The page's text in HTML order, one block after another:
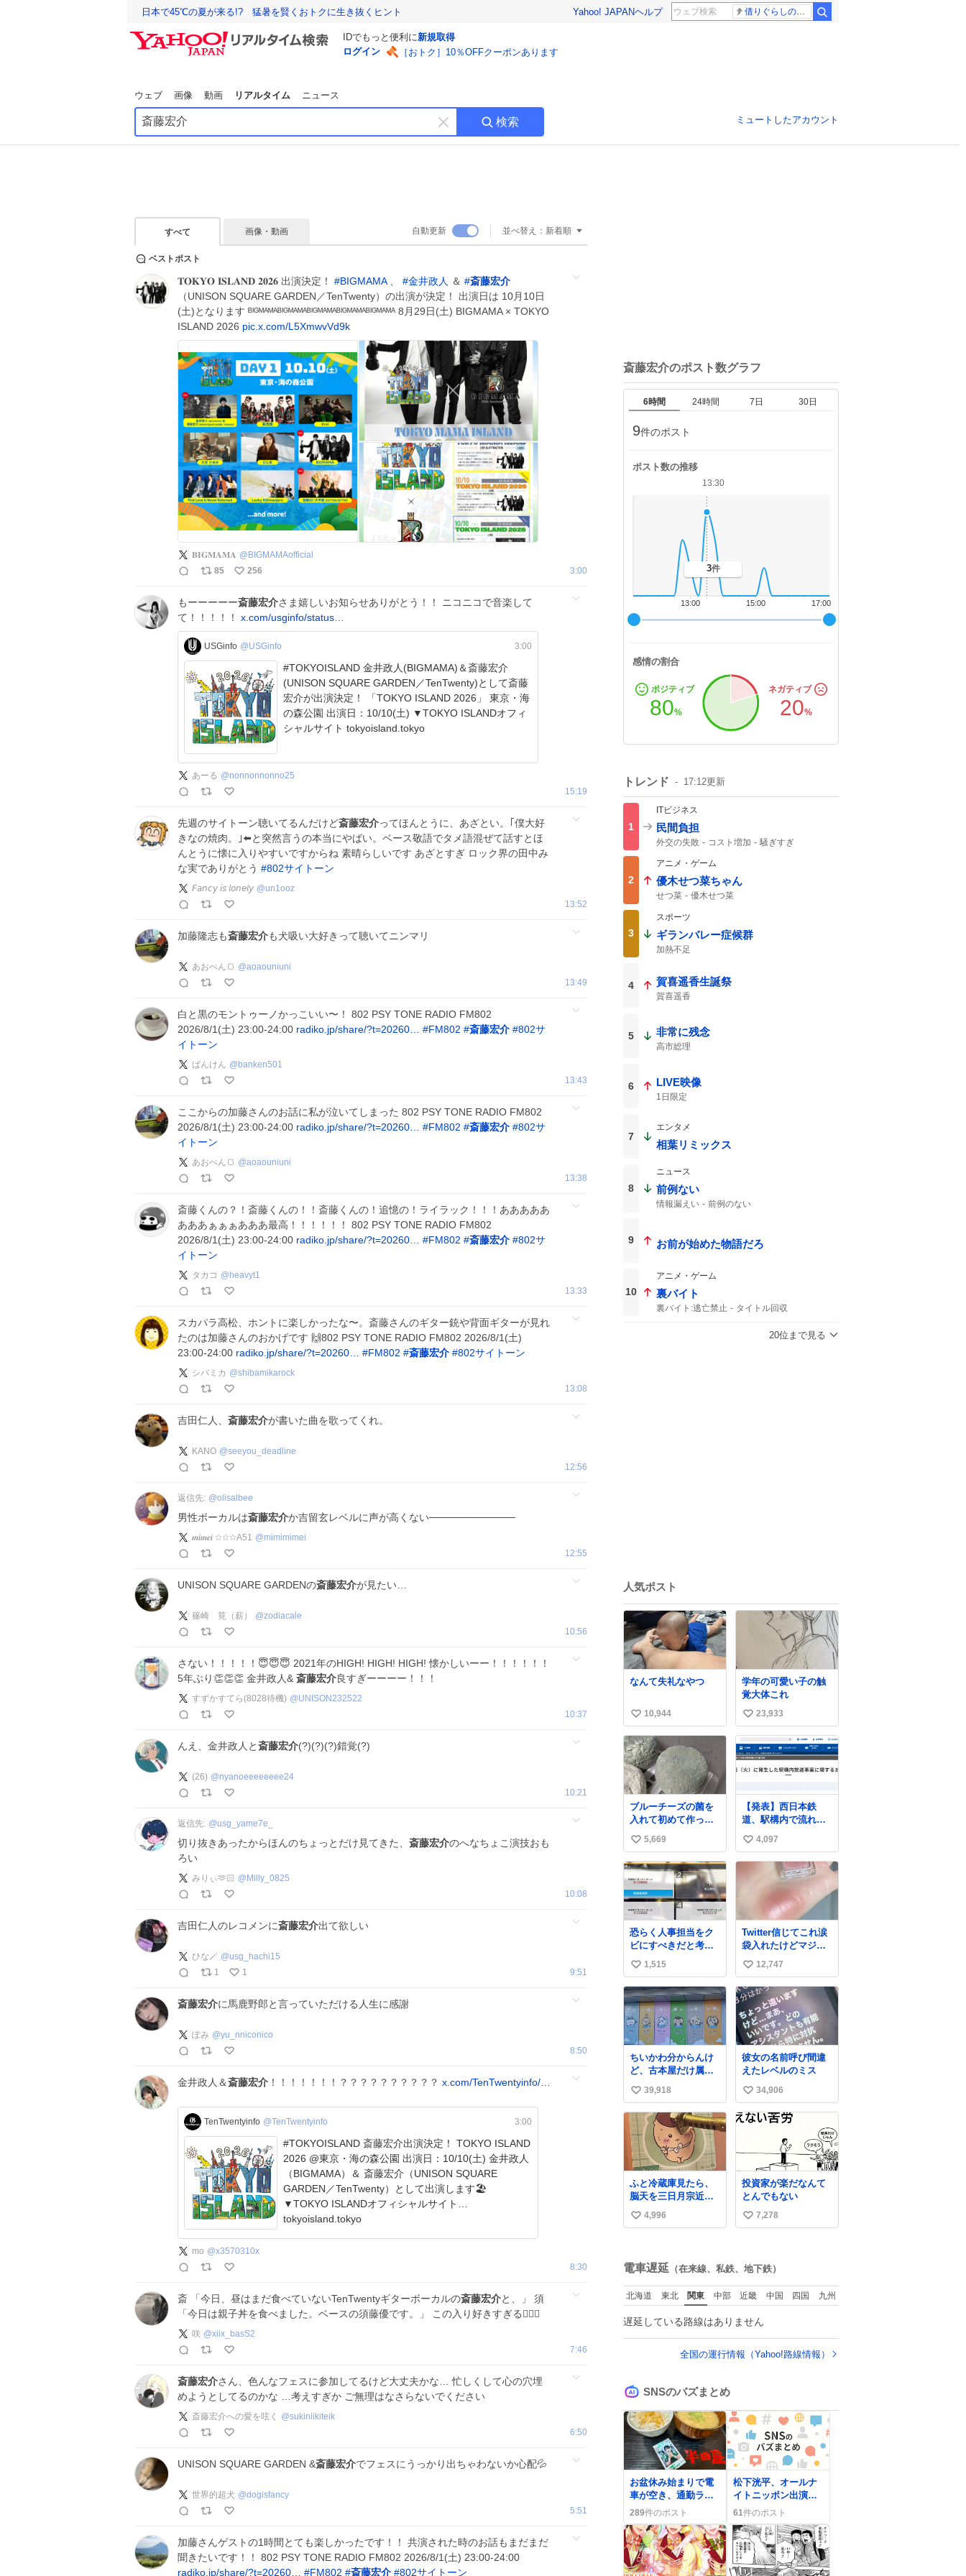
日本で45℃の夏が来る!? 猛暑を賢くおトクに生き抜くヒント Yahoo! JAPANヘルプ 借りぐらしのアリエッティ 耳をすませば
IDでもっと便利に新規取得
ログイン
［おトク］10％OFFクーポンあります
ウェブ 画像 動画 リアルタイム ニュース
キ
ー
す
検索 ミュートしたアカウント
すべて 画像・動画 自動更新 並べ替え： 新着順
ベストポスト
𝐓𝐎𝐊𝐘𝐎 𝐈𝐒𝐋𝐀𝐍𝐃 𝟐𝟎𝟐𝟔 出演決定！ #BIGMAMA、 #金井政人 ＆ #斎藤宏介
（UNISON SQUARE GARDEN／TenTwenty）の出演が決定！ 出演日は 10月10日
(土)となります ᴮᴵᴳᴹᴬᴹᴬᴮᴵᴳᴹᴬᴹᴬᴮᴵᴳᴹᴬᴹᴬᴮᴵᴳᴹᴬᴹᴬᴮᴵᴳᴹᴬᴹᴬ 8月29日(土) BIGMAMA × TOKYO
ISLAND 2026 pic.x.com/L5XmwvVd9k
𝐁𝐈𝐆𝐌𝐀𝐌𝐀 @ BIGMAMAofficial
85
256 3:00
もーーーーー斎藤宏介さま嬉しいお知らせありがとう！！ ニコニコで音楽して
て！！！！！ x.com/usginfo/status…
USGinfo @USGinfo 3:00
#TOKYOISLAND 金井政人(BIGMAMA)＆斎藤宏介
(UNISON SQUARE GARDEN／TenTwenty)として斎藤
宏介が出演決定！ 「TOKYO ISLAND 2026」 東京・海
の森公園 出演日：10/10(土) ▼TOKYO ISLANDオフィ
シャルサイト tokyoisland.tokyo
あーる @nonnonnonno25
15:19
先週のサイトーン聴いてるんだけど斎藤宏介ってほんとうに、あざとい。｢僕大好
きなの焼肉。｣⬅️と突然言うの本当にやばい。ベース敬語でタメ語混ぜて話すとほ
んとうに懐に入りやすいですからね 素晴らしいです あざとすぎ ロック界の田中み
な実でありがとう #802サイトーン
𝘍𝘢𝘯𝘤𝘺 𝘪𝘴 𝘭𝘰𝘯𝘦𝘭𝘺 @un1ooz
13:52
加藤隆志も斎藤宏介も犬吸い大好きって聴いてニンマリ
あおぺん🍞 @aoaouniuni
13:49
白と黒のモントゥーノかっこいい〜！ 802 PSY TONE RADIO FM802
2026/8/1(土) 23:00-24:00 radiko.jp/share/?t=20260… #FM802 #斎藤宏介 #802サ
イトーン
ばんけん @ banken501
13:43
ここからの加藤さんのお話に私が泣いてしまった 802 PSY TONE RADIO FM802
2026/8/1(土) 23:00-24:00 radiko.jp/share/?t=20260… #FM802 #斎藤宏介 #802サ
イトーン
あおぺん🍞 @aoaouniuni
13:38
斎藤くんの？！斎藤くんの！！斎藤くんの！追憶の！ライラック！！！あああああ
あああぁぁぁあああ最高！！！！！！ 802 PSY TONE RADIO FM802
2026/8/1(土) 23:00-24:00 radiko.jp/share/?t=20260… #FM802 #斎藤宏介 #802サ
イトーン
タカコ @ heavyt1
13:33
スカパラ高松、ホントに楽しかったな〜。斎藤さんのギター銃や背面ギターが見れ
たのは加藤さんのおかげです 🙌802 PSY TONE RADIO FM802 2026/8/1(土)
23:00-24:00 radiko.jp/share/?t=20260… #FM802 #斎藤宏介 #802サイトーン
シバミカ @shibamikarock
13:08
吉田仁人、 斎藤宏介が書いた曲を歌ってくれ。
KANO @seeyou_deadline
12:56
返信先: @olisalbee
男性ボーカルは斎藤宏介か吉留玄レベルに声が高くない────────────
𝒎𝒊𝒎𝒆𝒊 ☆☆☆A51 @mimimimei
12:55
UNISON SQUARE GARDENの斎藤宏介が見たい…
篠崎 筧（薪） @zodiacale
10:56
さない！！！！！😇😇😇 2021年のHIGH! HIGH! HIGH! 懐かしいーー！！！！！！
5年ぶり👏👏👏 金井政人& 斎藤宏介良すぎーーーー！！！
すずかすてら(8028待機) @UNISON232522
10:37
んえ、金井政人と斎藤宏介(?)(?)(?)錯覚(?)
(26) @nyanoeeeeeeee24
10:21
返信先: @usg_yame7e_
切り抜きあったからほんのちょっとだけ見てきた、 斎藤宏介のへなちょこ演技おも
ろい
みりぃ🫶🏻 @ Milly_0825
10:08
吉田仁人のレコメンに斎藤宏介出て欲しい
ひな🪄︎︎ @usg_hachi15
1
1 9:51
斎藤宏介に馬鹿野郎と言っていただける人生に感謝
ぽみ @yu_nniconico
8:50
金井政人＆斎藤宏介 ！！！！！！！？？？？？？？？？？ x.com/TenTwentyinfo/…
TenTwentyinfo @TenTwentyinfo 3:00
#TOKYOISLAND 斎藤宏介出演決定！ TOKYO ISLAND
2026 @東京・海の森公園 出演日：10/10(土) 金井政人
（BIGMAMA）＆ 斎藤宏介（UNISON SQUARE
GARDEN／TenTwenty）として出演します🏖️
▼TOKYO ISLANDオフィシャルサイト
tokyoisland.tokyo
mo @x3570310x
8:30
斎 「今日、昼はまだ食べていないTenTwentyギターボーカルの斎藤宏介と、」 須
「今日は親子丼を食べました。ベースの須藤優です。」 この入り好きすぎる🤦🏻‍♀️
咲 @xiix_basS2
7:46
斎藤宏介さん、色んなフェスに参加してるけど大丈夫かな… 忙しくして心の穴埋
めようとしてるのかな …考えすぎか ご無理はなさらないでください
斎藤宏介への愛を呟く @sukiniikiteik
6:50
UNISON SQUARE GARDEN &斎藤宏介でフェスにうっかり出ちゃわないか心配💦
世界的超犬 @dogisfancy
5:51
加藤さんゲストの1時間とても楽しかったです！！ 共演された時のお話もまだまだ
聞きたいです！！ 802 PSY TONE RADIO FM802 2026/8/1(土) 23:00-24:00
radiko.jp/share/?t=20260…
#FM802 #斎藤宏介 #802サイトーン
斎藤宏介のポスト数グラフ
6時間 24時間 7日 30日
9件のポスト
ポスト数の推移
17:00
15:00
13:00
13:30
3件
感情の割合
ポジティブ
80%
ネガティブ
20%
トレンド 17:12更新
1
ITビジネス
民間負担
外交の失敗 コスト増加
騒ぎすぎ
2
アニメ・ゲーム
優木せつ菜ちゃん
せつ菜 優木せつ菜
3
スポーツ
ギランバレー症候群
加熱不足
4 賀喜遥香生誕祭
賀喜遥香
5 非常に残念
高市総理
6 LIVE映像
1日限定
7
エンタメ
相葉リミックス
8
ニュース
前例ない
情報漏えい 前例のない
9 お前が始めた物語だろ
10
アニメ・ゲーム
裏バイト
裏バイト:逃亡禁止
タイトル回収
20位まで見る
人気ポスト
なんて失礼なやつ
い
い
ね
数
10,944
学年の可愛い子の触
覚大体これ
い
い
ね
数
23,933
ブルーチーズの菌を
入れて初めて作って
みたチーズなんだけ
ど 本能でちょっとヤ
バいと思っちゃう見
た目だな
い
い
ね
数
5,669
【発表】西日本鉄
道、駅構内で流れ
た“不適切音声”に声
明「被害届も検討」
news.livedoor.com/
article/detail… 4日に
西鉄福岡（天神）駅
および薬院駅で発生
した駅構内放送事案
について声明を公表
した。「第三者によ
って駅構内放送設備
に外部から不正に音
声が流された可能性
も含めて確認を実
施」と説明した。
い
い
ね
4,097
恐らく人事担当をク
ビにすべきだと考え
られるが‥‥‥
い
い
ね
数
1,515
Twitter信じてこれ涙
袋入れたけどマジで
盛れた…ありがと
う…
い
い
ね
数
12,747
ちいかわ分からんけ
ど、古本屋だけ属性
が名前になってるの
はどういうこと？
い
い
ね
数
39,918
彼女の名前呼び間違
えたレベルのミス
い
い
ね
34,906
ふと冷蔵庫見たら、
脳天を三日月宗近に
突き刺されてるくり
まんじゅうパイセン
い
数
4,996
投資家が楽だなんて
とんでもない
い
数
7,278
電車遅延 （在来線、私鉄、地下鉄）
北海道 東北 関東 中部 近畿 中国 四国 九州
遅延している路線はありません
全国の運行情報（Yahoo!路線情報）
SNSのバズまとめ
お盆休み始まりで電
車が空き、通勤ラッ
シュが緩む様子が
289件のポスト
松下洸平、オールナ
イトニッポン出演で
ファン歓喜「最高」
61件のポスト